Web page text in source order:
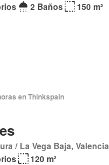
2 Baños
150 m²
en Thinkspain
/ La Vega Baja, Valencia
120 m²